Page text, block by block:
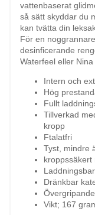
vattenbaserat
så sätt skyddar du
kan tvätta din
För en
desinficerande
Waterfeel eller
Intern och
Hög
Fullt
Tillverkad
kropp
Ftalatfri
Tyst, mindre
kroppssäkert
Dränkbar
Vikt; 167